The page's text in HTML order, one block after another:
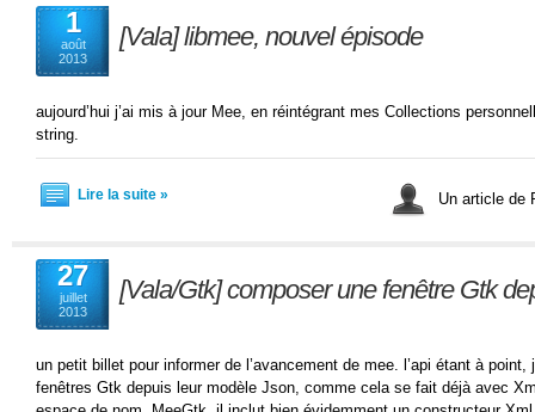
1
août
2013
[Vala] libmee, nouvel épisode
aujourd’hui j’ai mis à jour Mee, en réintégrant mes Collections
string.
Lire la suite » Un article de
27
juillet
2013
[Vala/Gtk] composer une fenêtre Gtk
un petit billet pour informer de l’avancement de mee. l’api étant à point,
fenêtres Gtk depuis leur modèle Json, comme cela se fait déjà avec